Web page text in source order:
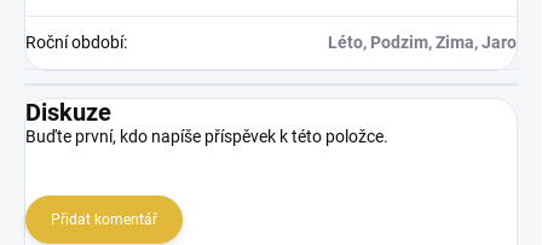
Roční období: Léto, Podzim, Zima, Jaro
Diskuze
Buďte první, kdo napíše příspěvek k této položce.
Přidat komentář